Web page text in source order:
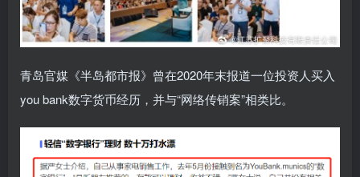
青岛官媒《半岛都市报》曾在2020年末报道一位投资人买入
you bank数字货币经历，并与“网络传销案”相类比。